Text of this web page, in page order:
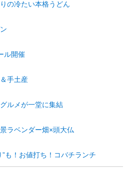
の冷たい本格うどん
ル開催
手土産
ルメが一堂に集結
ラベンダー畑×頭大仏
も！お値打ち！コバチランチ